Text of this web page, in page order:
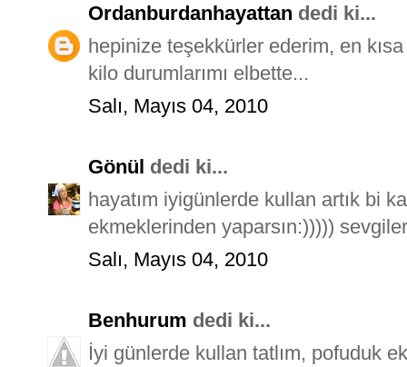
Ordanburdanhayattan dedi ki...
hepinize teşekkürler ederim, en
kilo durumlarımı elbette...
Salı, Mayıs 04, 2010
Gönül dedi ki...
hayatım iyigünlerde kullan artık bi
ekmeklerinden yaparsın:)))))
Salı, Mayıs 04, 2010
Benhurum dedi ki...
İyi günlerde kullan tatlım, pofuduk